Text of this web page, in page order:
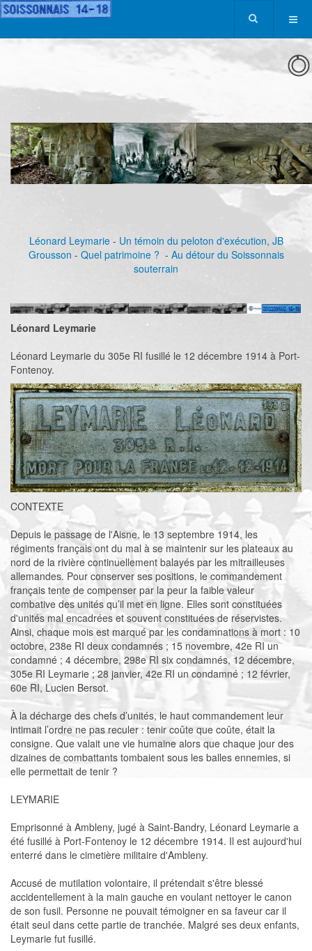
Léonard Leymarie- Un témoin du peloton d'exécution, JB
Grousson - Quel patrimoine ? - Au détour du Soissonnais
souterrain
Léonard Leymarie
Léonard Leymarie du 305e RI fusillé le 12 décembre 1914 à Port-
Fontenoy.
CONTEXTE
Depuis le passage de l'Aisne, le 13 septembre 1914, les
régiments français ont du mal à se maintenir sur les plateaux au
nord de la rivière continuellement balayés par les mitrailleuses
allemandes. Pour conserver ses positions, le commandement
français tente de compenser par la peur la faible valeur
combative des unités qu’il met en ligne. Elles sont constituées
d'unités mal encadrées et souvent constituées de réservistes.
Ainsi, chaque mois est marqué par les condamnations à mort : 10
octobre, 238e RI deux condamnés ; 15 novembre, 42e RI un
condamné ; 4 décembre, 298e RI six condamnés, 12 décembre,
305e RI Leymarie ; 28 janvier, 42e RI un condamné ; 12 février,
60e RI, Lucien Bersot.
À la décharge des chefs d’unités, le haut commandement leur
intimait l’ordre ne pas reculer : tenir coûte que coûte, était la
consigne. Que valait une vie humaine alors que chaque jour des
dizaines de combattants tombaient sous les balles ennemies, si
elle permettait de tenir ?
LEYMARIE
Emprisonné à Ambleny, jugé à Saint-Bandry, Léonard Leymarie a
été fusillé à Port-Fontenoy le 12 décembre 1914. Il est aujourd'hui
enterré dans le cimetière militaire d'Ambleny.
Accusé de mutilation volontaire, il prétendait s'être blessé
accidentellement à la main gauche en voulant nettoyer le canon
de son fusil. Personne ne pouvait témoigner en sa faveur car il
était seul dans cette partie de tranchée. Malgré ses deux enfants,
Leymarie fut fusillé.